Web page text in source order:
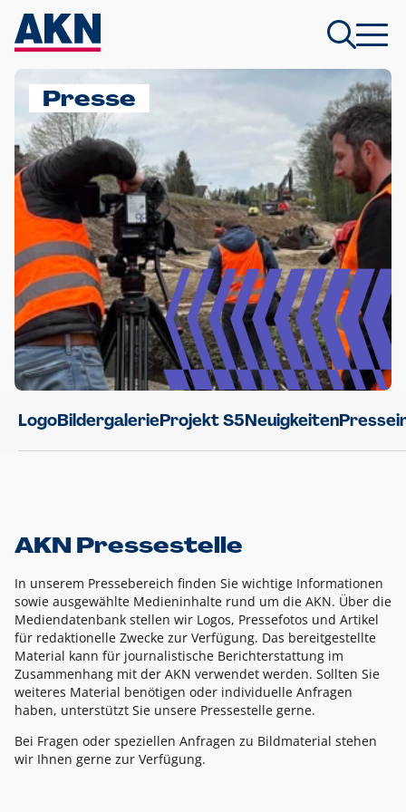
Presse
LogoBildergalerieProjekt S5Neuigkeiten
AKN Pressestelle
In unserem Pressebereich finden Sie wichtige Informationen
sowie ausgewählte Medieninhalte rund um die AKN. Über die
Mediendatenbank stellen wir Logos, Pressefotos und Artikel
für redaktionelle Zwecke zur Verfügung. Das bereitgestellte
Material kann für journalistische Berichterstattung im
Zusammenhang mit der AKN verwendet werden. Sollten Sie
weiteres Material benötigen oder individuelle Anfragen
haben, unterstützt Sie unsere Pressestelle gerne.
Bei Fragen oder speziellen Anfragen zu Bildmaterial stehen
wir Ihnen gerne zur Verfügung.